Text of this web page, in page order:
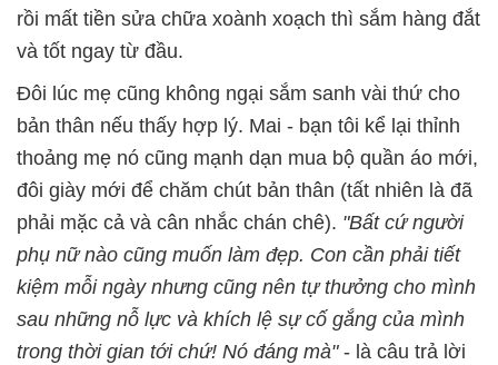
rồi mất tiền sửa chữa xoành xoạch thì sắm hàng đắt
và tốt ngay từ đầu.
Đôi lúc mẹ cũng không ngại sắm sanh vài thứ cho
bản thân nếu thấy hợp lý. Mai - bạn tôi kể lại thỉnh
thoảng mẹ nó cũng mạnh dạn mua bộ quần áo mới,
đôi giày mới để chăm chút bản thân (tất nhiên là đã
phải mặc cả và cân nhắc chán chê). "Bất cứ người
phụ nữ nào cũng muốn làm đẹp. Con cần phải tiết
kiệm mỗi ngày nhưng cũng nên tự thưởng cho mình
sau những nỗ lực và khích lệ sự cố gắng của mình
trong thời gian tới chứ! Nó đáng mà"- là câu trả lời